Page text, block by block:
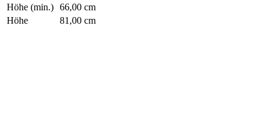
Höhe (min.) 66,00 cm
Höhe
81,00 cm